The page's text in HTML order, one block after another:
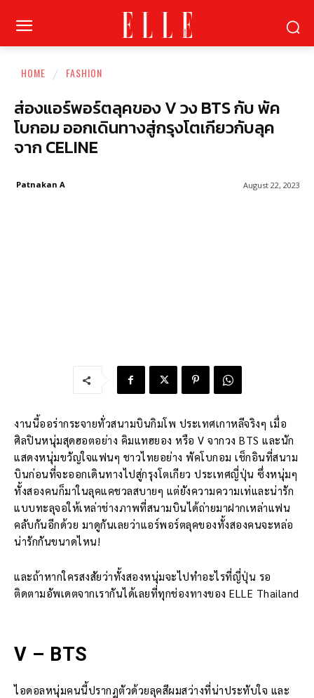
HOME FASHION
ส่องแอร์พอร์ตลุคของ V วง BTS กับ พัค
โบกอม ออกเดินทางสู่กรุงโตเกียวกับลุค
จาก CELINE
August 22, 2023
Patnakan A
งานนี้ออร่ากระจายทั่วสนามบินกิมโพ ประเทศเกาหลีจริงๆ เมื่อ
ศิลปินหนุ่มสุดฮอตอย่าง คิมแทฮยอง หรือ V จากวง BTS และนัก
แสดงหนุ่มขวัญใจแฟนๆ ชาวไทยอย่าง พัคโบกอม เช็กอินที่สนาม
บินก่อนที่จะออกเดินทางไปสู่กรุงโตเกียว ประเทศญี่ปุ่น ซึ่งหนุ่มๆ
ทั้งสองคนก็มาในลุคแคชวลสบายๆ แต่ยังความความเท่และน่ารัก
แบบทะลุจอให้เหล่าช่างภาพที่สนามบินได้ถ่ายมาฝากเหล่าแฟน
คลับกันอีกด้วย มาดูกันเลยว่าแอร์พอร์ตลุคของทั้งสองคนจะหล่อ
น่ารักกันขนาดไหน!
และถ้าหากใครสงสัยว่าทั้งสองหนุ่มจะไปทำอะไรที่ญี่ปุ่น รอ
ติดตามอัพเดตจากเรากันได้เลยที่ทุกช่องทางของ ELLE Thailand
V – BTS
ไอดอลหนุ่มคนนี้ปรากฏตัวด้วยลุคสีผมสว่างที่น่าประทับใจ และ